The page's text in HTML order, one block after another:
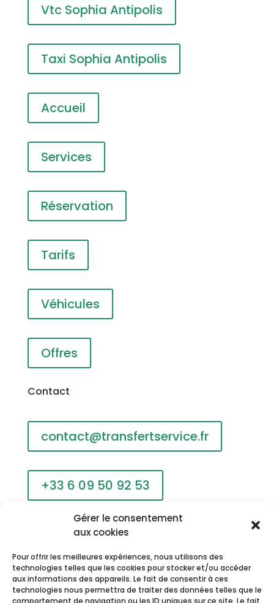
Gérer le consentement
aux cookies
Pour offrir les meilleures expériences, nous utilisons des
technologies telles que les cookies pour stocker et/ou accéder
aux informations des appareils. Le fait de consentir à ces
technologies nous permettra de traiter des données telles que le
comportement de navigation ou les ID uniques sur ce site. Le fait
Vtc Sophia Antipolis
Taxi Sophia Antipolis
Accueil
Services
Réservation
Tarifs
Véhicules
Offres
Contact
contact@transfertservice.fr
+33 6 09 50 92 53
213 Voie Julia
Informations complémentaires